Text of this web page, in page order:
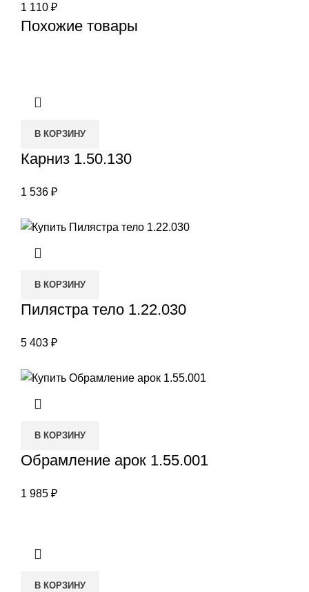
1 110 ₽
Похожие товары
В КОРЗИНУ
Карниз 1.50.130
1 536 ₽
В КОРЗИНУ
Пилястра тело 1.22.030
5 403 ₽
В КОРЗИНУ
Обрамление арок 1.55.001
1 985 ₽
В КОРЗИНУ